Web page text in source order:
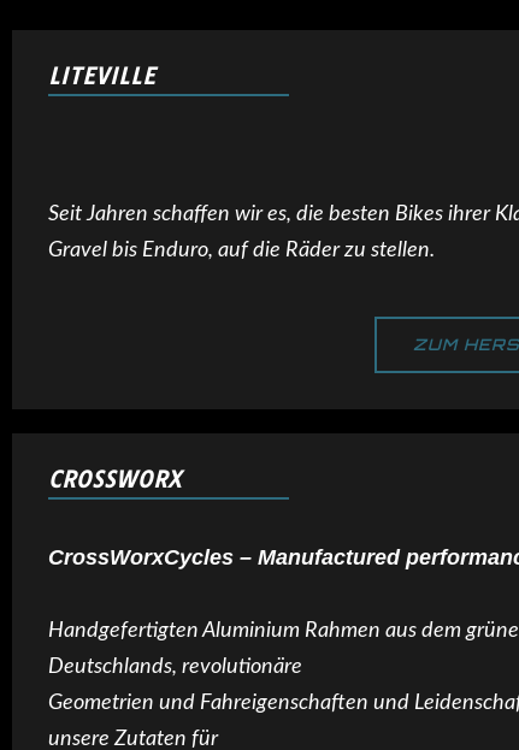
LITEVILLE
Seit Jahren schaffen wir es, die besten Bikes ihrer
Gravel bis Enduro, auf die Räder zu stellen.
ZUM
CROSSWORX
CrossWorxCycles – Manufactured
Handgefertigten Aluminium Rahmen aus dem
Deutschlands, revolutionäre
Geometrien und Fahreigenschaften und
unsere Zutaten für